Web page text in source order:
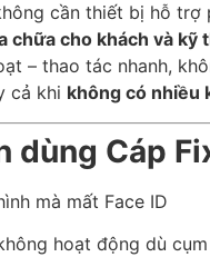
cần thiết bị hỗ trợ
chữa cho khách và kỹ
– thao tác nhanh,
cả khi không có nhiều
dùng Cáp
mà mất Face ID
hoạt động dù